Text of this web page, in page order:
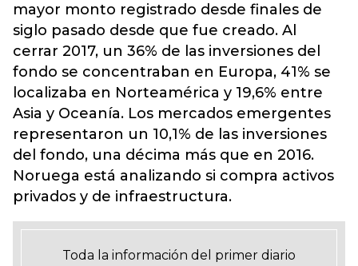
mayor monto registrado desde finales de
siglo pasado desde que fue creado. Al
cerrar 2017, un 36% de las inversiones del
fondo se concentraban en Europa, 41% se
localizaba en Norteamérica y 19,6% entre
Asia y Oceanía. Los mercados emergentes
representaron un 10,1% de las inversiones
del fondo, una décima más que en 2016.
Noruega está analizando si compra activos
privados y de infraestructura.
Toda la información del primer diario